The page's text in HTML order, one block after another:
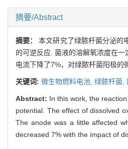
摘要/Abstract
摘要：本文研究了绿脓杆菌分泌的
的可逆反应. 菌液的溶解氧浓度在一
电流下降了7%，对绿脓杆菌阳极的
关键词: 微生物燃料电池, 绿脓杆菌,
Abstract: In this work, the
potential. The effect of dissolved
The anode was a little affected
decreased 7% with the impact of